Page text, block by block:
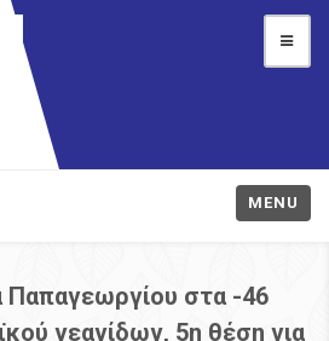
MENU
Παπαγεωργίου στα -46
νεανίδων, 5η θέση για